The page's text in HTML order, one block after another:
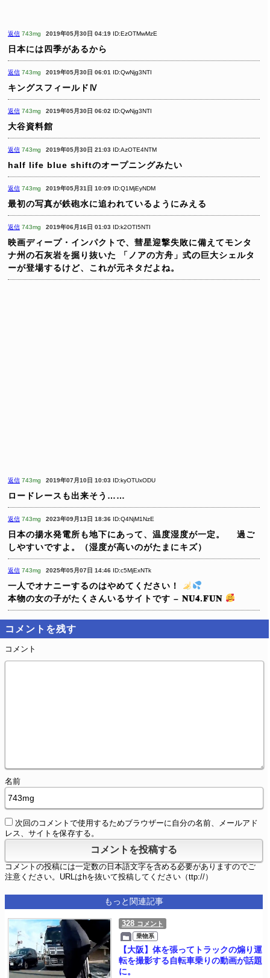
返信 743mg 2019年05月30日 04:19 ID:EzOTMwMzE
日本には四季があるから
返信 743mg 2019年05月30日 06:01 ID:QwNjg3NTI
キングスフィールドⅣ
返信 743mg 2019年05月30日 06:02 ID:QwNjg3NTI
大谷資料館
返信 743mg 2019年05月30日 21:03 ID:AzOTE4NTM
half life blue shiftのオープニングみたい
返信 743mg 2019年05月31日 10:09 ID:Q1MjEyNDM
最初の写真が鉄砲水に追われているようにみえる
返信 743mg 2019年06月16日 01:03 ID:k2OTI5NTI
映画ディープ・インパクトで、彗星迎撃失敗に備えてモンタ
ナ州の石灰岩を掘り抜いた
「ノアの方舟」式の巨大シェルタ
ーが登場するけど、これが元ネタだよね。
返信 743mg 2019年07月10日 10:03 ID:kyOTUxODU
ロードレースも出来そう……
返信 743mg 2023年09月13日 18:36 ID:Q4NjM1NzE
日本の揚水発電所も地下にあって、温度湿度が一定。
過ご
しやすいですよ。（湿度が高いのがたまにキズ）
返信 743mg 2025年05月07日 14:46 ID:c5MjExNTk
一人でオナニーするのはやめてください！
本物の女の子がたくさんいるサイトです – 𝐍𝐔𝟒.𝐅𝐔𝐍
コメントを残す
コメント
名前
次回のコメントで使用するためブラウザーに自分の名前、メールアド
レス、サイトを保存する。
コメントの投稿には一定数の日本語文字を含める必要がありますのでご
注意ください。URLはhを抜いて投稿してください（ttp://）
もっと関連記事
328 コメント
乗物系
【大阪】体を張ってトラックの煽り運
転を撮影する自転車乗りの動画が話題
に。